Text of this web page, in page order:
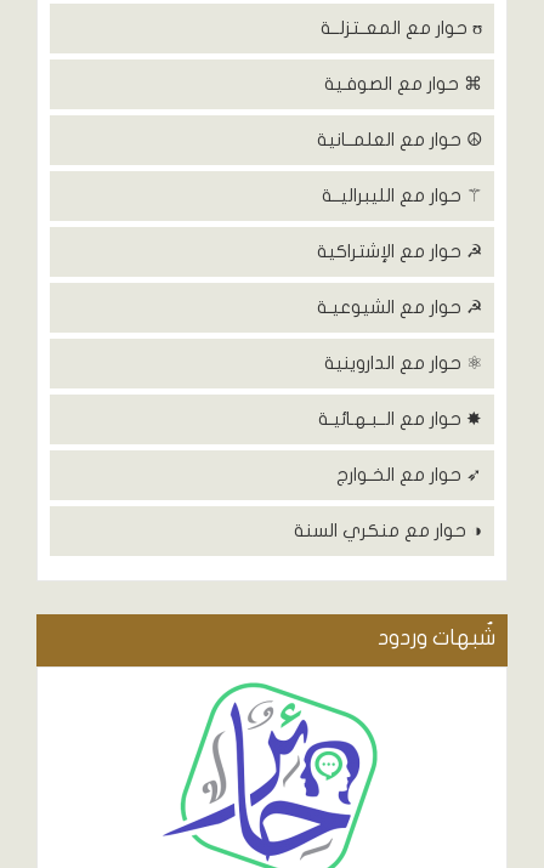
ʊ حوار مع المعــتزلــة
⌘ حوار مع الصوفـية
☮ حوار مع العلمــانية
⚚ حوار مع الليبراليــة
☭ حوار مع الإشتراكية
☭ حوار مع الشيوعيـة
⚛ حوار مع الداروينية
✸ حوار مع الــبـهـائيـة
➶ حوار مع الخـوارج
◑ حوار مع منكري السنة
شٌبهات وردود